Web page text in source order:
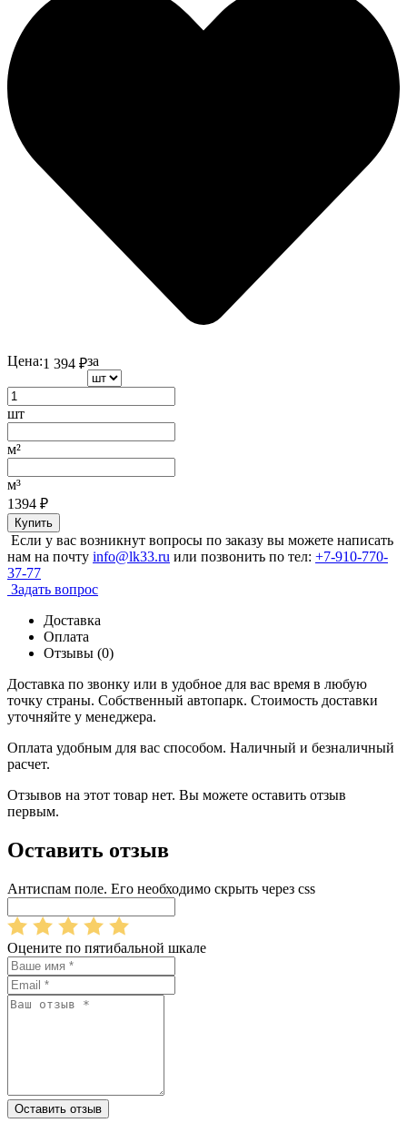
Цена:1 394 ₽за
шт
м²
м³
1394 ₽
Купить
Если у вас возникнут вопросы по заказу вы можете написать
нам на почту info@lk33.ru или позвонить по тел: +7-910-770-
37-77
Задать вопрос
Доставка
Оплата
Отзывы (0)
Доставка по звонку или в удобное для вас время в любую
точку страны. Собственный автопарк. Стоимость доставки
уточняйте у менеджера.
Оплата удобным для вас способом. Наличный и безналичный
расчет.
Отзывов на этот товар нет. Вы можете оставить отзыв
первым.
Оставить отзыв
Антиспам поле. Его необходимо скрыть через css
Оцените по пятибальной шкале